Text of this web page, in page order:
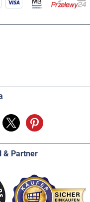
& Partner